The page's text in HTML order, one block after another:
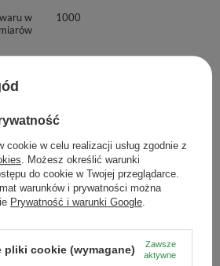
w
1000
również
149,90 zł
cookie w celu realizacji usług zgodnie z
. Możesz określić warunki
do cookie w Twojej przeglądarce.
warunków i prywatności można
Prywatność i warunki Google
pliki cookie (wymagane)
Zawsze
aktywne